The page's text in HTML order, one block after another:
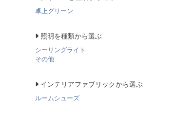
卓上グリーン
照明を種類から選ぶ
シーリングライト
その他
インテリアファブリックから選ぶ
ルームシューズ